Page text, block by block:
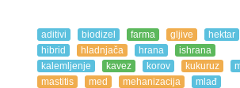
aditivi biodizel farma gljive
hektar
hibrid
hladnjača hrana
ishrana
kalemljenje
kavez korov kukuruz
mastitis
med mehanizacija
mlađ